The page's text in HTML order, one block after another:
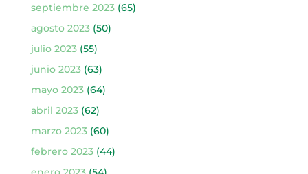
septiembre 2023(65)
agosto 2023(50)
julio 2023(55)
junio 2023(63)
mayo 2023(64)
abril 2023(62)
marzo 2023(60)
febrero 2023(44)